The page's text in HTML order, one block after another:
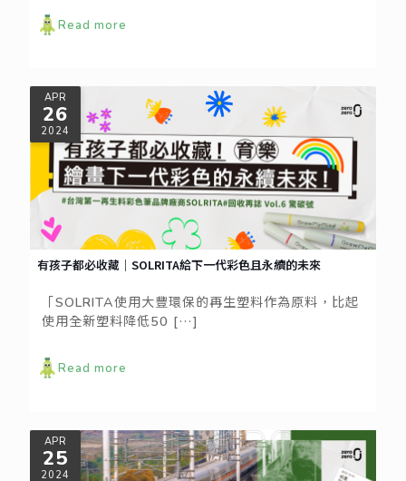
Read more
APR
26
2024
有孩子都必收藏｜SOLRITA給下一代彩色且永續的未來
「SOLRITA使用大豐環保的再生塑料作為原料，比起
使用全新塑料降低50 […]
Read more
APR
25
2024